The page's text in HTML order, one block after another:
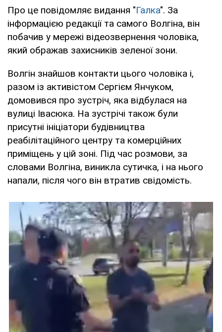
Про це повідомляє видання "Галка". За
інформацією редакції та самого Волгіна, він
побачив у мережі відеозвернення чоловіка,
який ображав захисників зеленої зони.
Волгін знайшов контакти цього чоловіка і,
разом із активістом Сергієм Янчуком,
домовився про зустріч, яка відбулася на
вулиці Івасюка. На зустрічі також були
присутні ініціатори будівництва
реабілітаційного центру та комерційних
приміщень у цій зоні. Під час розмови, за
словами Волгіна, виникла сутичка, і на нього
напали, після чого він втратив свідомість.